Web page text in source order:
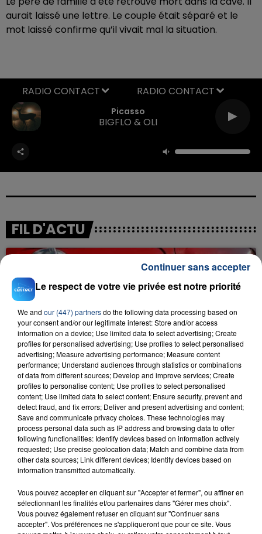
aurait laissé une lettre. Le couple était séparé et le
mot laissé confirme qu’il vivait mal la situation.
Picasso
BIGFLO & OLI
RADIO CONTACT
FIL D'ACTU
23 juillet 2026
INCENDIE MORTEL À LENS : UNE FEMME ET
SON BÉBÉ ENTRE LA VIE ET LA...
Un homme s'est immolé par le feu après avoir
aspergé sa compagne et leur bébé de trois mois
d'un liquide inflammable.
20 juillet 2026
UNE ADOLESCENTE DEVANT SE FAIRE
OPÉRER DE LA CHEVILLE RESSORT DE LA...
La famille a porté plainte contre la clinique qui a
Le respect de votre vie privée est notre priorité
We and our (447) partnersdo the following data processing based on
your consent and/or our legitimate interest: Store and/or access
information on a device; Use limited data to select advertising; Create
profiles for personalised advertising; Use profiles to select personalised
advertising; Measure advertising performance; Measure content
performance; Understand audiences through statistics or combinations
of data from different sources; Develop and improve services; Create
profiles to personalise content; Use profiles to select personalised
content; Use limited data to select content; Ensure security, prevent and
detect fraud, and fix errors; Deliver and present advertising and content;
Save and communicate privacy choices. These technologies may
process personal data such as IP address and browsing data to offer
following functionalities: Identify devices based on information actively
requested; Use precise geolocation data; Match and combine data from
other data sources; Link different devices; Identify devices based on
information transmitted automatically.
Vous pouvez accepter en cliquant sur "Accepter et fermer", ou affiner en
sélectionnant les finalités et/ou partenaires dans "Gérer mes choix".
Vous pouvez également refuser en cliquant sur "Continuer sans
accepter". Vos préférences ne s'appliqueront que pour ce site. Vous
Continuer sans accepter